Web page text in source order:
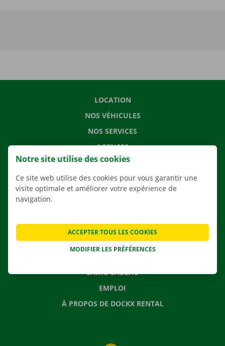
LOCATION
NOS VÉHICULES
NOS SERVICES
AGENCES
APPLI
SOLUTIONS DE DÉMÉNAGEMENT
CONTACTEZ NOUS
QUESTIONS FRÉQUENTES
CARTE CADEAU
EMPLOI
À PROPOS DE DOCKX RENTAL
Notre site utilise des cookies
Ce site web utilise des cookies pour vous garantir une
visite optimale et améliorer votre expérience de
navigation.
MODIFIER LES PRÉFÉRENCES
ACCEPTER TOUS LES COOKIES